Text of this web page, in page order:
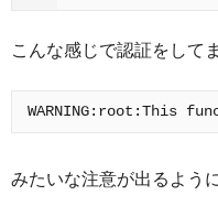
こんな感じで認証をして
みたいな注意が出るよう